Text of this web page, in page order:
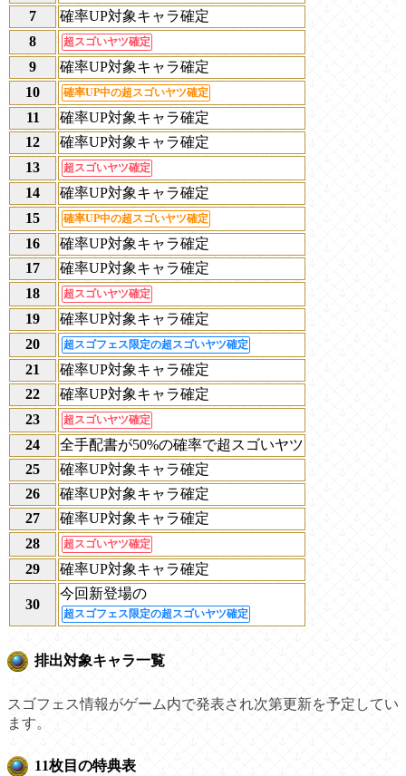
7
確率UP対象キャラ確定
8
超スゴいヤツ確定
9
確率UP対象キャラ確定
10
確率UP中の超スゴいヤツ確定
11
確率UP対象キャラ確定
12
確率UP対象キャラ確定
13
超スゴいヤツ確定
14
確率UP対象キャラ確定
15
確率UP中の超スゴいヤツ確定
16
確率UP対象キャラ確定
17
確率UP対象キャラ確定
18
超スゴいヤツ確定
19
確率UP対象キャラ確定
20
超スゴフェス限定の超スゴいヤツ確定
21
確率UP対象キャラ確定
22
確率UP対象キャラ確定
23
超スゴいヤツ確定
24
全手配書が50%の確率で超スゴいヤツ
25
確率UP対象キャラ確定
26
確率UP対象キャラ確定
27
確率UP対象キャラ確定
28
超スゴいヤツ確定
29 確率UP対象キャラ確定
30
今回新登場の
超スゴフェス限定の超スゴいヤツ確定
排出対象キャラ一覧
スゴフェス情報がゲーム内で発表され次第更新を予定してい
ます。
11枚目の特典表